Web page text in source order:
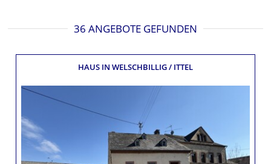
36 ANGEBOTE GEFUNDEN
HAUS IN WELSCHBILLIG / ITTEL